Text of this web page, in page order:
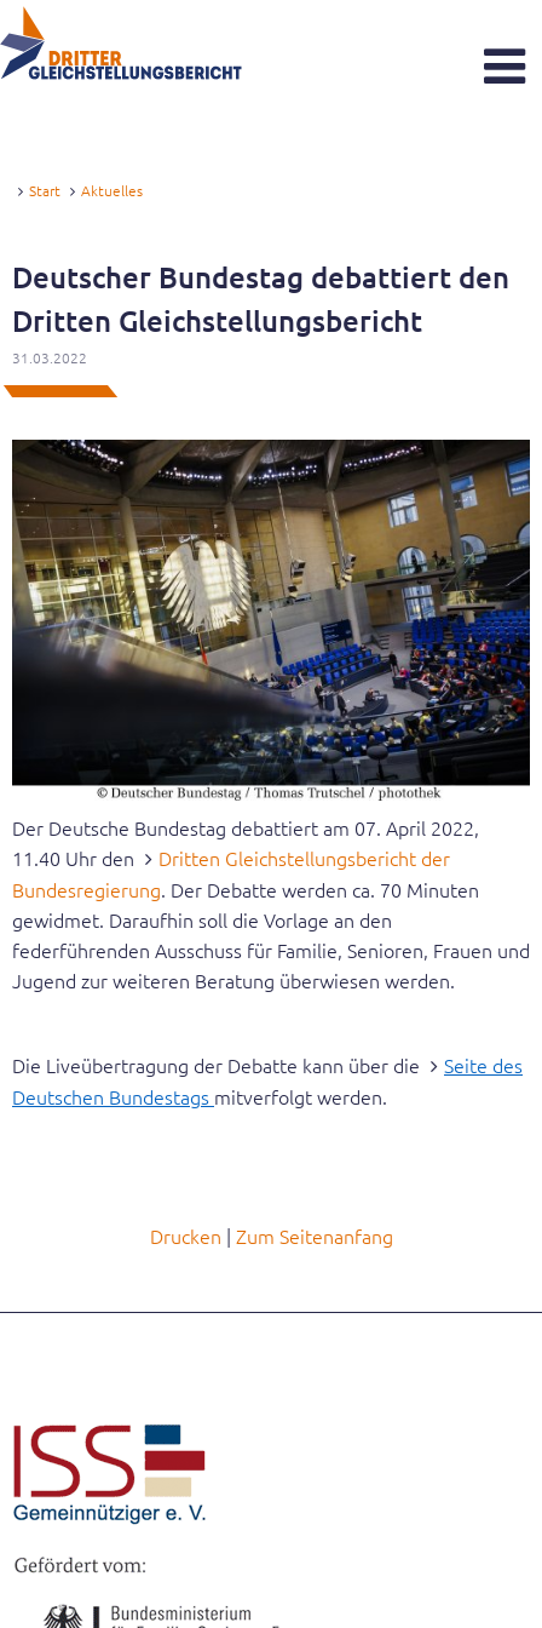
Was sind Gleichstellungsberichte?
Aktuelles
Reaktionen zum Gutachten
Newsletter
Sachverständigenkommission
Geschäftsstelle
Veröffentlichungen
Gleichstellungsbericht
Themenblätter
Expertisen
Dokumentationen der Hearings
Positionierung
Zweiter Gleichstellungsbericht
Start Aktuelles
Deutscher Bundestag debattiert den
Dritten Gleichstellungsbericht
31.03.2022
Der Deutsche Bundestag debattiert am 07. April 2022,
11.40 Uhr den
Dritten Gleichstellungsbericht der
Bundesregierung. Der Debatte werden ca. 70 Minuten
gewidmet. Daraufhin soll die Vorlage an den
federführenden Ausschuss für Familie, Senioren, Frauen und
Jugend zur weiteren Beratung überwiesen werden.
Die Liveübertragung der Debatte kann über die
Seite des
Deutschen Bundestags mitverfolgt werden.
Drucken Zum Seitenanfang